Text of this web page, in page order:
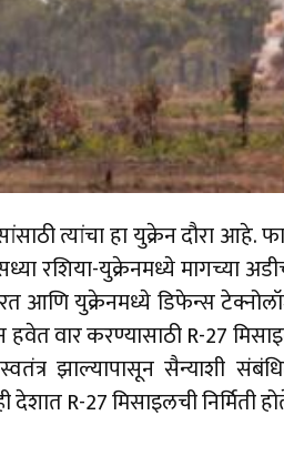
त्यांचा हा युक्रेन दौरा आहे.
रशिया-युक्रेनमध्ये मागच्या
आणि युक्रेनमध्ये डिफेन्स
वार करण्यासाठी R-27
झाल्यापासून सैन्याशी
R-27 मिसाइलची निर्मिती